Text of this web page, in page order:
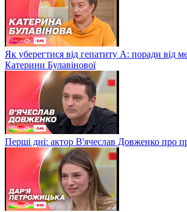
Як уберегтися від гепатиту А: поради від
Катерини Булавінової
Перші дні: актор В'ячеслав Довженко про